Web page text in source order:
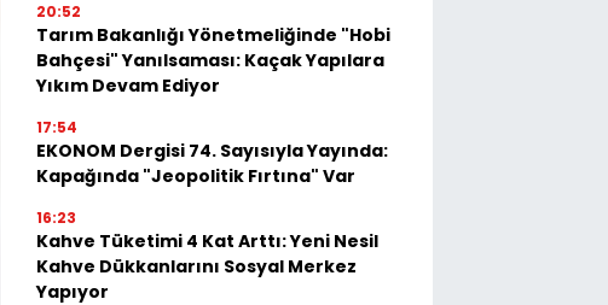
20:52
Tarım Bakanlığı Yönetmeliğinde "Hobi
Bahçesi" Yanılsaması: Kaçak Yapılara
Yıkım Devam Ediyor
17:54
EKONOM Dergisi 74. Sayısıyla Yayında:
Kapağında "Jeopolitik Fırtına" Var
16:23
Kahve Tüketimi 4 Kat Arttı: Yeni Nesil
Kahve Dükkanlarını Sosyal Merkez
Yapıyor